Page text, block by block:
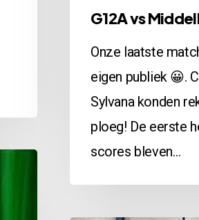
G12A vs
Onze laatste
eigen publiek 😀.
Sylvana konden
ploeg! De eerste
scores bleven…